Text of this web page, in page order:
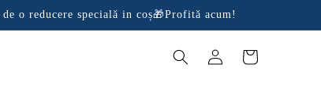
o reducere specială in coș🎁Profită acum!
Conectați-
Coș